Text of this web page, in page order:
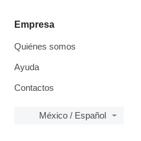
Empresa
Quiénes somos
Ayuda
Contactos
México / Español